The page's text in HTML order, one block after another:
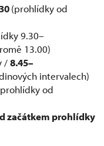
(prohlídky od
9.30–
13.00)
/8.45–
intervalech)
od
začátkem prohlídky